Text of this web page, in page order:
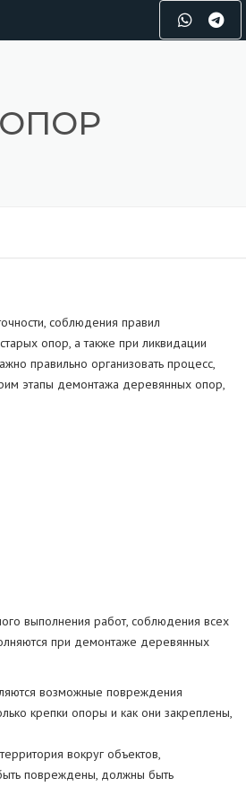
соблюдения правил
опор, а также при ликвидации
правильно организовать процесс,
этапы демонтажа деревянных опор,
выполнения работ, соблюдения всех
при демонтаже деревянных
возможные повреждения
крепки опоры и как они закреплены,
вокруг объектов,
повреждены, должны быть